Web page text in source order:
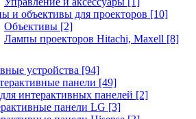
и объективы для проекторов [10]
Объективы [2]
Лампы проекторов Hitachi, Maxell [8]
устройства [94]
панели [49]
интерактивных панелей [2]
панели LG [3]